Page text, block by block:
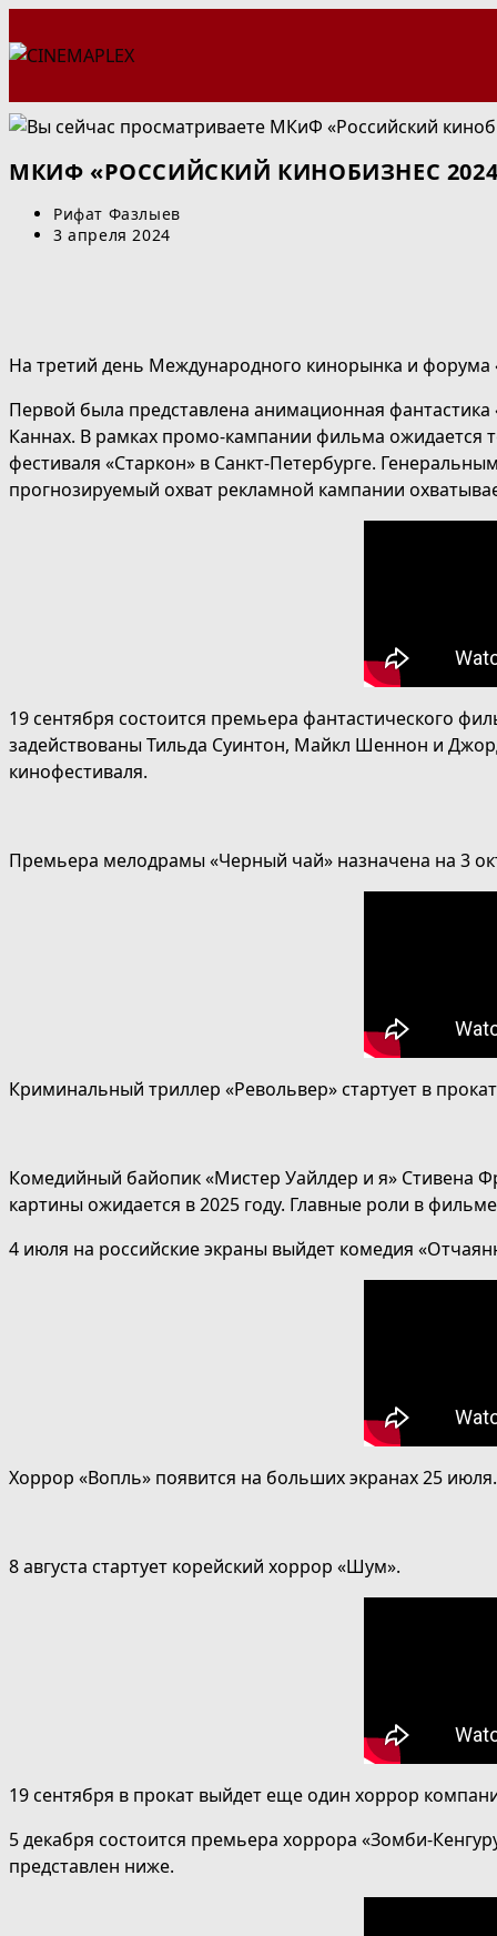
к
МКИФ «РОССИЙСКИЙ КИНОБИЗНЕС
Автор
записи:
Рифат Фазлыев
Запись
3 апреля 2024
На третий день Международного кинорынка и форума
Первой была представлена анимационная
Каннах. В рамках промо-кампании фильма ожидается
фестиваля «Старкон» в Санкт-Петербурге.
прогнозируемый охват рекламной кампании
19 сентября состоится премьера фантастического
задействованы Тильда Суинтон, Майкл Шеннон и
кинофестиваля.
Премьера мелодрамы «Черный чай» назначена на 3
Криминальный триллер «Револьвер» стартует в
Комедийный байопик «Мистер Уайлдер и я» Стивена
картины ожидается в 2025 году. Главные роли в
4 июля на российские экраны выйдет комедия
Хоррор «Вопль» появится на больших экранах 25 июля.
8 августа стартует корейский хоррор «Шум».
19 сентября в прокат выйдет еще один хоррор
5 декабря состоится премьера хоррора «Зомби-
представлен ниже.